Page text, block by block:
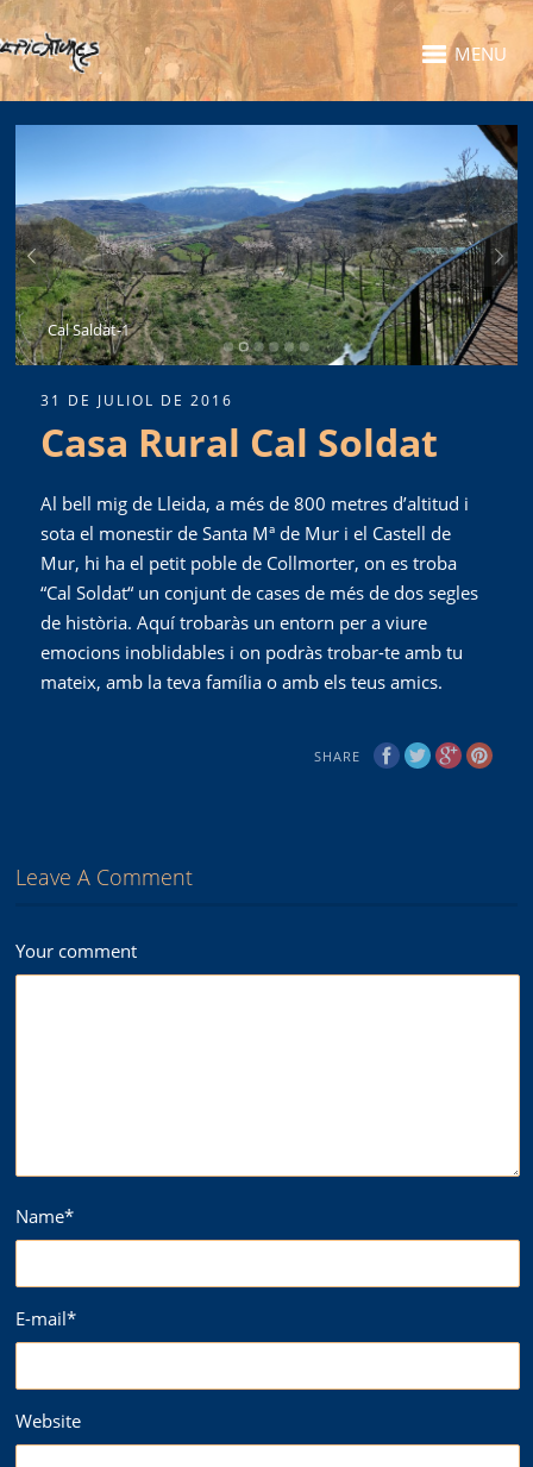
MENU
Cal Saldat-1
31 DE JULIOL DE 2016
Casa Rural Cal Soldat
Al bell mig de Lleida, a més de 800 metres d’altitud i
sota el monestir de Santa Mª de Mur i el Castell de
Mur, hi ha el petit poble de Collmorter, on es troba
“Cal Soldat“ un conjunt de cases de més de dos segles
de història. Aquí trobaràs un entorn per a viure
emocions inoblidables i on podràs trobar-te amb tu
mateix, amb la teva família o amb els teus amics.
SHARE
Leave A Comment
Your comment
Name*
E-mail*
Website